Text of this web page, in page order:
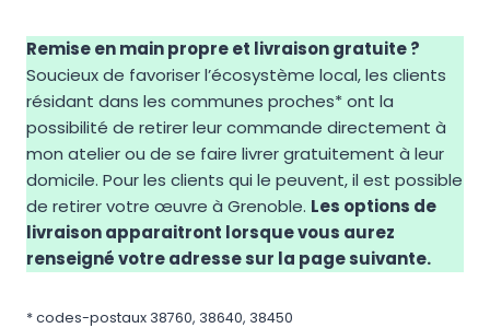
Remise en main propre et livraison gratuite ?
Soucieux de favoriser l’écosystème local, les clients
résidant dans les communes proches* ont la
possibilité de retirer leur commande directement à
mon atelier ou de se faire livrer gratuitement à leur
domicile. Pour les clients qui le peuvent, il est possible
de retirer votre œuvre à Grenoble. Les options de
livraison apparaitront lorsque vous aurez
renseigné votre adresse sur la page suivante.
* codes-postaux 38760, 38640, 38450